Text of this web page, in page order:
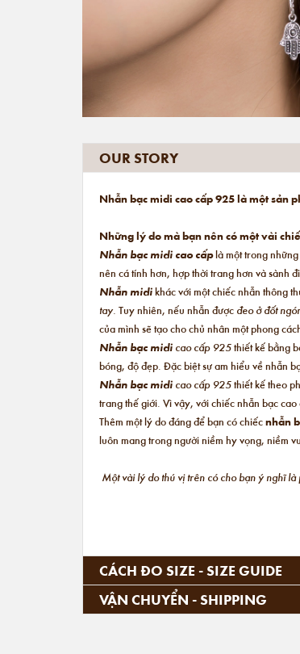
OUR STORY
Nhẫn bạc midi cao cấp 925 là một sản
Những lý do mà bạn nên có một vài
Nhẫn bạc midi cao cấplà một trong
nên cá tính hơn, hợp thời trang hơn và sành
Nhẫn midikhác với một chiếc nhẫn thông
tay.Tuy nhiên, nếu nhẫn đượcđeo ở đốt
của mình sẽ tạo cho chủ nhân một phong
Nhẫn bạc midicao cấp 925thiết kế bằng
bóng, độ đẹp. Đặc biệt sự am hiểu về nhẫn
Nhẫn bạc midicao cấp 925thiết kế theo
trang thế giới. Vì vậy, với chiếc nhẫn bạc
Thêm một lý do đáng để bạn có chiếcnhẫn
luôn mang trong người niềm hy vọng, niềm
Một vài lý do thú vị trên có cho bạn ý nghĩ
CÁCH ĐO SIZE - SIZE GUIDE
VẬN CHUYỂN - SHIPPING